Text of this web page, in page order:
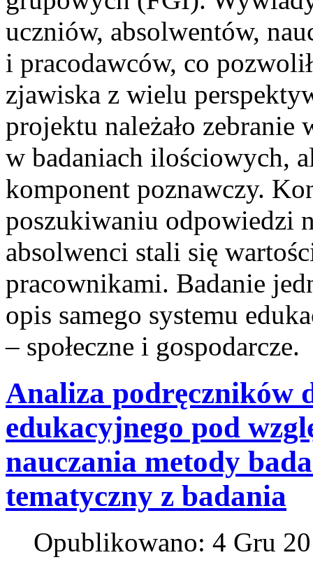
uczniów, absolwentów,
i pracodawców, co
zjawiska z wielu
projektu należało
w badaniach ilościowych,
komponent poznawczy.
poszukiwaniu odpowiedzi
absolwenci stali się
pracownikami. Badanie
opis samego systemu
– społeczne i gospodarcze.
Analiza podręczników
edukacyjnego pod
nauczania metody
tematyczny z badania
Opublikowano: 4 Gru